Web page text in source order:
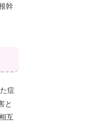
幹
症
と
互